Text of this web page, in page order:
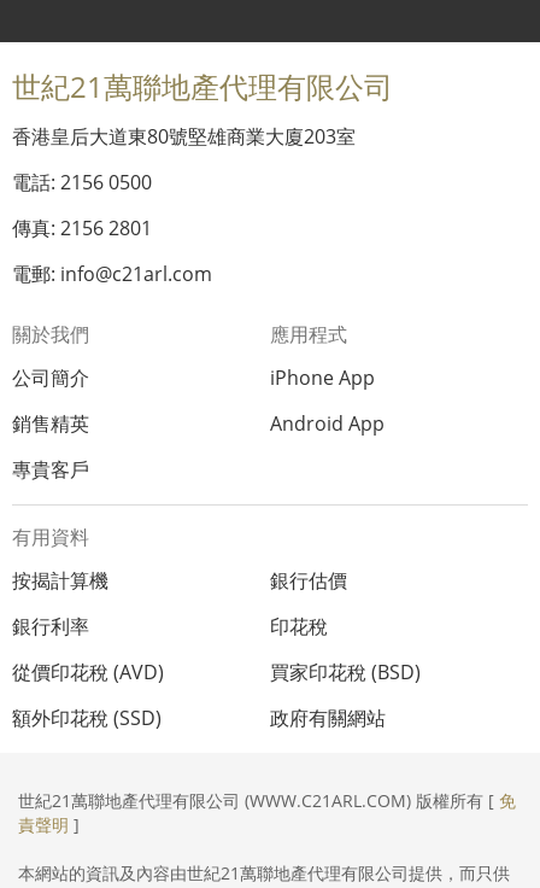
世紀21萬聯地產代理有限公司
香港皇后大道東80號堅雄商業大廈203室
電話: 2156 0500
傳真: 2156 2801
電郵: info@c21arl.com
關於我們
公司簡介
銷售精英
專貴客戶
應用程式
iPhone App
Android App
有用資料
按揭計算機
銀行估價
銀行利率
印花稅
從價印花稅 (AVD)
買家印花稅 (BSD)
額外印花稅 (SSD)
政府有關網站
世紀21萬聯地產代理有限公司 (WWW.C21ARL.COM) 版權所有 [ 免
責聲明 ]
本網站的資訊及內容由世紀21萬聯地產代理有限公司提供，而只供